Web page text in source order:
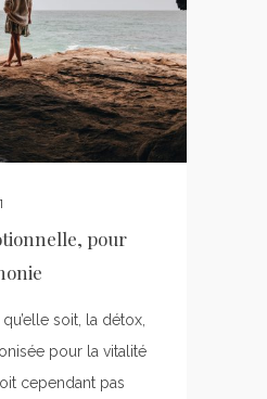
pour
soit, la détox,
pour la vitalité
cependant pas